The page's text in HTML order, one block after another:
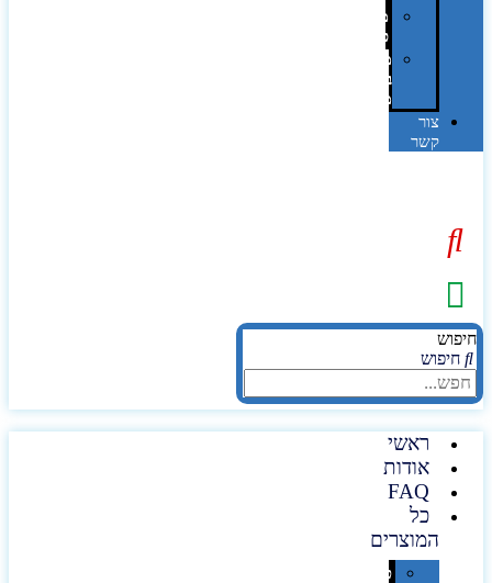
מהו
פנטון?
מיתוג
באמצעות
מדבקות
צור
קשר
חיפוש
ראשי
אודות
FAQ
כל
המוצרים
טכנולוגיה